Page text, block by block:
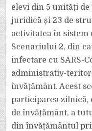
elevi din 5 unități
juridică și 23 de
activitatea în
Scenariului 2, din
infectare cu SARS-
administrativ-
învățământ. Acest
participarea zilnică,
de învățământ, a
din învățământul